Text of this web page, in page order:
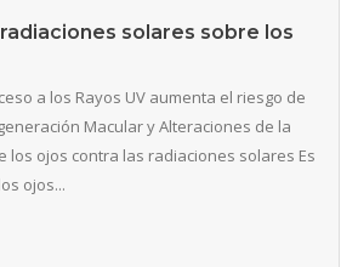
solares sobre los
a los Rayos UV aumenta el riesgo de
Macular y Alteraciones de la
los ojos contra las radiaciones solares Es
ojos...